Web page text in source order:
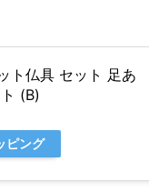
ト仏具 セット 足あ
(B)
ピング